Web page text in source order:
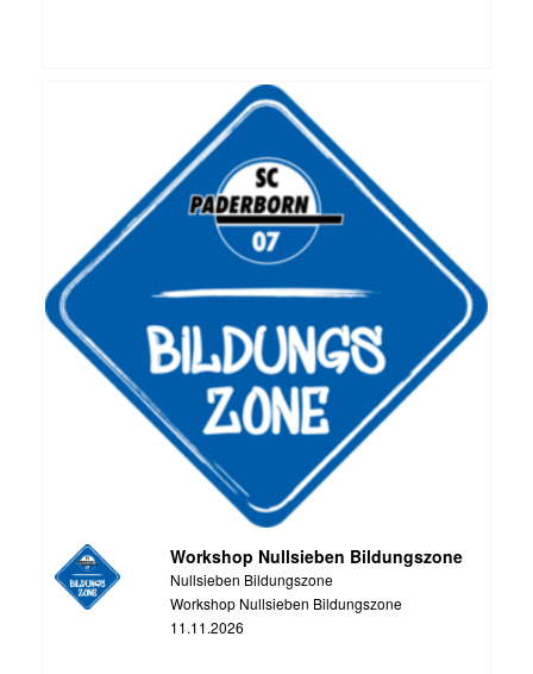
Workshop Nullsieben Bildungszone
Nullsieben Bildungszone
Workshop Nullsieben Bildungszone
11.11.2026